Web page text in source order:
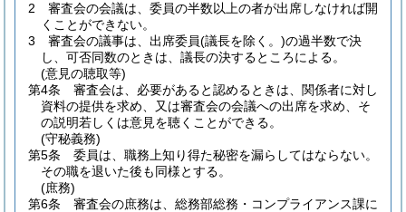
2
審査会の会議は、委員の半数以上の者が出席しなければ開
くことができない。
3
審査会の議事は、出席委員(議長を除く。)の過半数で決
し、可否同数のときは、議長の決するところによる。
(意見の聴取等)
第4条
審査会は、必要があると認めるときは、関係者に対し
資料の提供を求め、又は審査会の会議への出席を求め、そ
の説明若しくは意見を聴くことができる。
(守秘義務)
第5条
委員は、職務上知り得た秘密を漏らしてはならない。
その職を退いた後も同様とする。
(庶務)
第6条
審査会の庶務は、総務部総務・コンプライアンス課に